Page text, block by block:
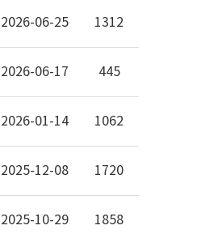
2026-06-25 1312
2026-06-17 445
2026-01-14 1062
2025-12-08 1720
2025-10-29 1858